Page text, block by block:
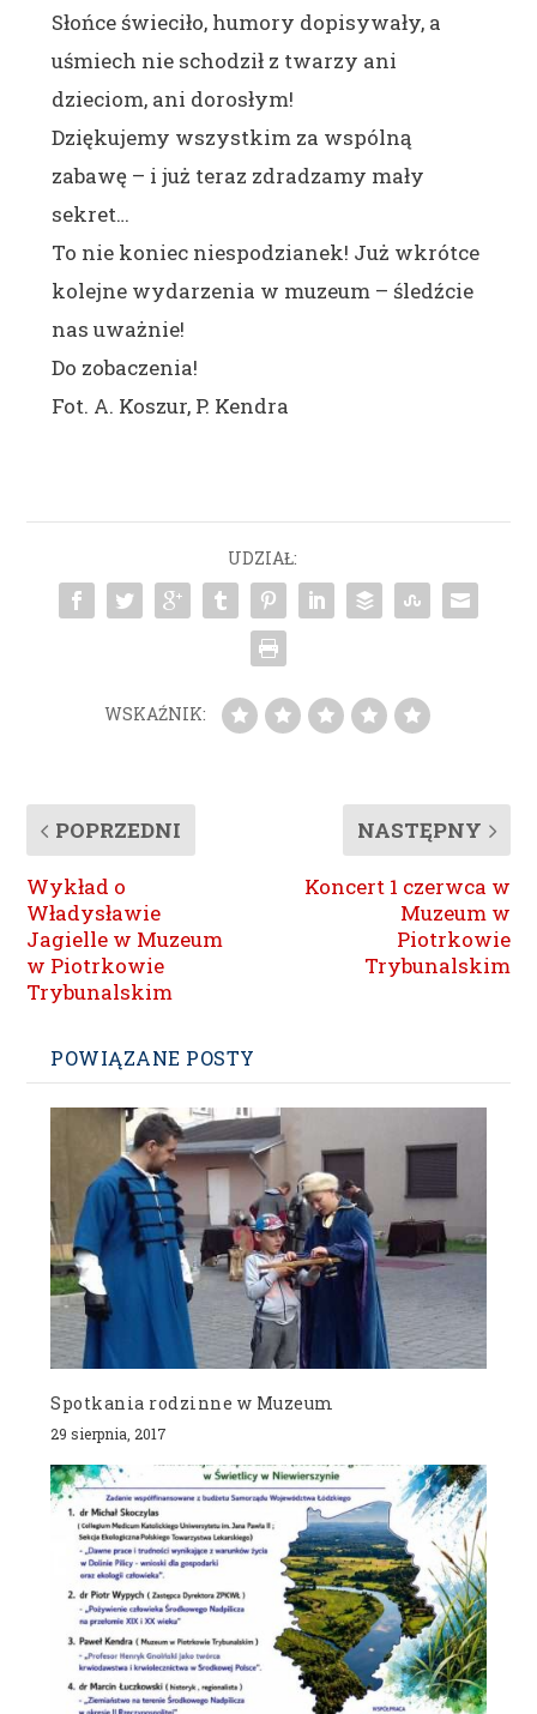
Słońce świeciło, humory dopisywały, a
uśmiech nie schodził z twarzy ani
dzieciom, ani dorosłym!
Dziękujemy wszystkim za wspólną
zabawę – i już teraz zdradzamy mały
sekret…
To nie koniec niespodzianek! Już wkrótce
kolejne wydarzenia w muzeum – śledźcie
nas uważnie!
Do zobaczenia!
Fot. A. Koszur, P. Kendra
UDZIAŁ:
WSKAŹNIK:
POPRZEDNI
Wykład o
Władysławie
Jagielle w Muzeum
w Piotrkowie
Trybunalskim
NASTĘPNY
Koncert 1 czerwca w
Muzeum w
Piotrkowie
Trybunalskim
POWIĄZANE POSTY
Spotkania rodzinne w Muzeum
29 sierpnia, 2017